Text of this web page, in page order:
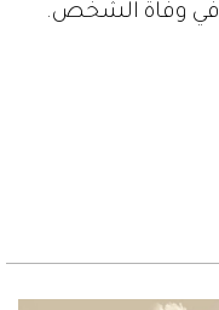
في وفاة الشخص.